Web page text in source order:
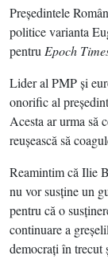
Preşedintele
politice varianta
pentru Epoch
Lider al PMP şi
onorific al
Acesta ar urma să
reuşească să
Reamintim că Ilie
nu vor susţine un
pentru că o
continuare a
democraţi în trecut